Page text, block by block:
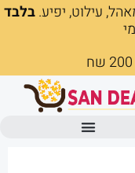
עילוט, יפיע.בלבד